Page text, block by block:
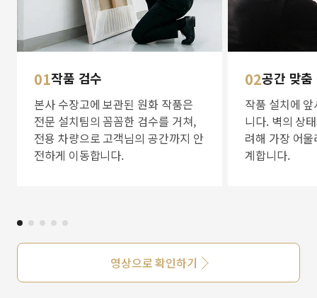
01작품 검수
본사 수장고에 보관된 원화 작품은
전문 설치팀의 꼼꼼한 검수를 거쳐,
전용 차량으로 고객님의 공간까지 안
전하게 이동합니다.
02공간 맞
작품 설치에
니다. 벽의 상
려해 가장 어
계합니다.
영상으로 확인하기